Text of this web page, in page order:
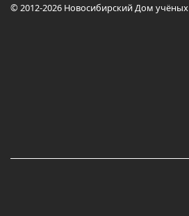
© 2012-2026 Новосибирский Дом учёных